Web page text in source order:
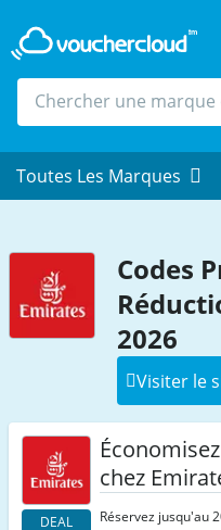
Toutes Les Marques
Codes
2026
Visiter le
DEAL
chez
Réservez jusqu'au